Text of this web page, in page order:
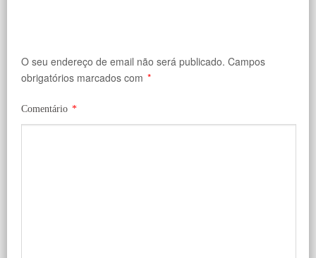
O seu endereço de email não será publicado. Campos
obrigatórios marcados com *
Comentário *